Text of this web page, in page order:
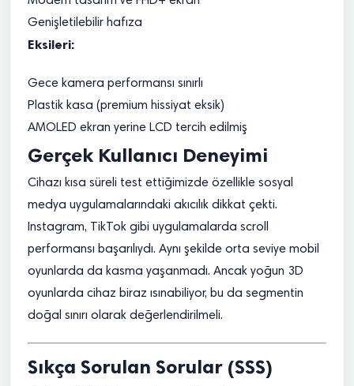
Genişletilebilir hafıza
Eksileri:
Gece kamera performansı sınırlı
Plastik kasa (premium hissiyat eksik)
AMOLED ekran yerine LCD tercih edilmiş
Gerçek Kullanıcı Deneyimi
Cihazı kısa süreli test ettiğimizde özellikle sosyal
medya uygulamalarındaki akıcılık dikkat çekti.
Instagram, TikTok gibi uygulamalarda scroll
performansı başarılıydı. Aynı şekilde orta seviye mobil
oyunlarda da kasma yaşanmadı. Ancak yoğun 3D
oyunlarda cihaz biraz ısınabiliyor, bu da segmentin
doğal sınırı olarak değerlendirilmeli.
Sıkça Sorulan Sorular (SSS)